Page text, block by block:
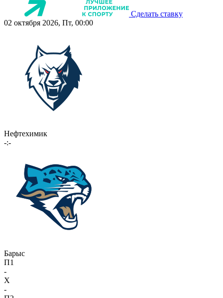
Сделать ставку
02 октября 2026, Пт, 00:00
Нефтехимик
-:-
Барыс
П1
-
X
-